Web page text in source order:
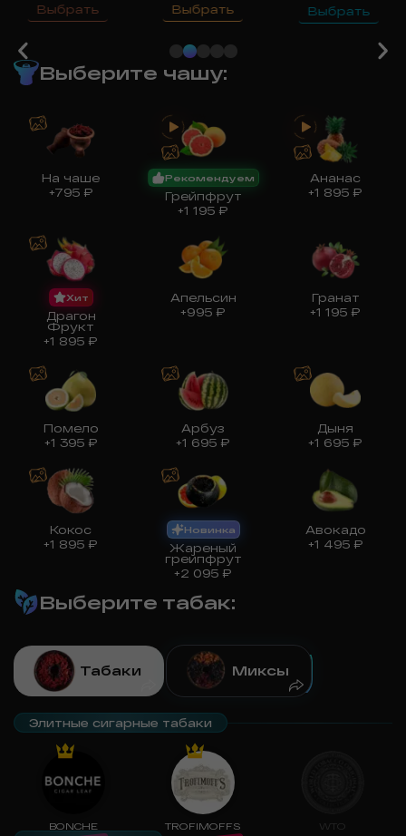
Выбрать
Выбрать
Выбрать
Выберите чашу:
На чаше
+795 ₽
Рекомендуем
Грейпфрут
+1 195 ₽
Ананас
+1 895 ₽
Хит
Драгон
Фрукт
+1 895 ₽
Апельсин
+995 ₽
Гранат
+1 195 ₽
Помело
+1 395 ₽
Арбуз
+1 695 ₽
Дыня
+1 695 ₽
Кокос
+1 895 ₽
Новинка
Жареный
грейпфрут
+2 095 ₽
Авокадо
+1 495 ₽
Выберите табак:
Табаки Миксы
Элитные сигарные табаки
BONCHE TROFIMOFFS WTO